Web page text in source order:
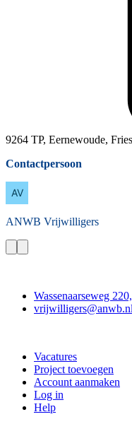
9264 TP, Eernewoude,
Contactpersoon
ANWB Vrijwilligers
Wassenaarseweg
vrijwilligers@anwb.nl
Vacatures
Project toevoegen
Account aanmaken
Log in
Help